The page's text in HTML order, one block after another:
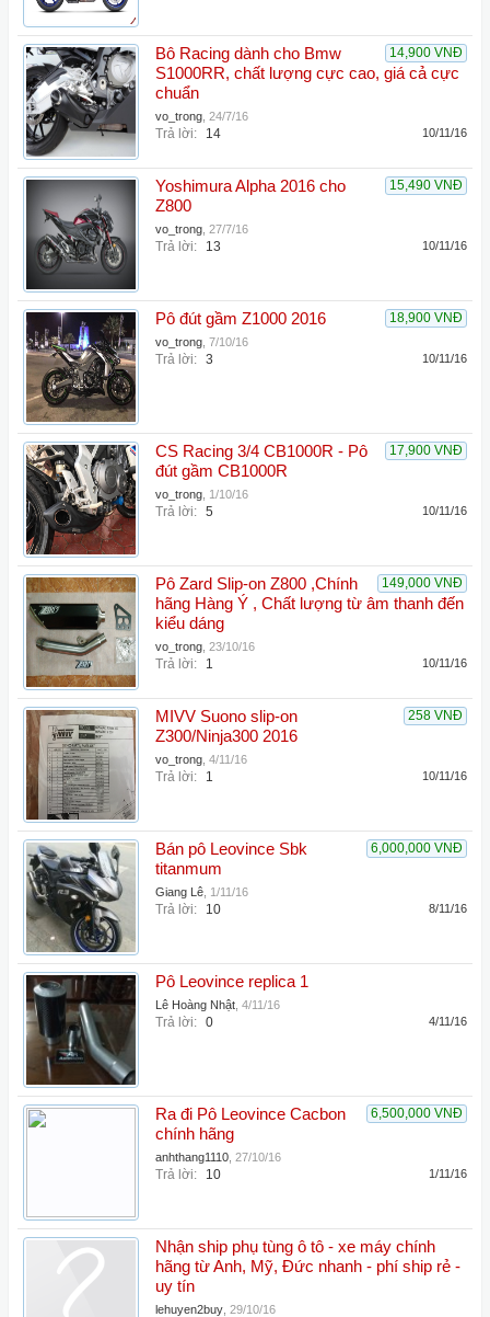
14,900 VNĐ
Bô Racing dành cho Bmw
S1000RR, chất lượng cực cao, giá cả cực
chuẩn
vo_trong 24/7/16
Trả lời: 14 10/11/16
15,490 VNĐ
Yoshimura Alpha 2016 cho
Z800
vo_trong 27/7/16
Trả lời: 13 10/11/16
18,900 VNĐ
Pô đút gầm Z1000 2016
vo_trong 7/10/16
Trả lời: 3 10/11/16
17,900 VNĐ
CS Racing 3/4 CB1000R - Pô
đút gầm CB1000R
vo_trong 1/10/16
Trả lời: 5 10/11/16
149,000 VNĐ
Pô Zard Slip-on Z800 ,Chính
hãng Hàng Ý , Chất lượng từ âm thanh đến
kiểu dáng
vo_trong 23/10/16
Trả lời: 1 10/11/16
258 VNĐ
MIVV Suono slip-on
Z300/Ninja300 2016
vo_trong 4/11/16
Trả lời: 1 10/11/16
6,000,000 VNĐ
Bán pô Leovince Sbk
titanmum
Giang Lê 1/11/16
Trả lời: 10 8/11/16
Pô Leovince replica 1
Lê Hoàng Nhật 4/11/16
Trả lời: 0 4/11/16
6,500,000 VNĐ
Ra đi Pô Leovince Cacbon
chính hãng
anhthang1110 27/10/16
Trả lời: 10 1/11/16
Nhận ship phụ tùng ô tô - xe máy chính
hãng từ Anh, Mỹ, Đức nhanh - phí ship rẻ -
uy tín
lehuyen2buy 29/10/16